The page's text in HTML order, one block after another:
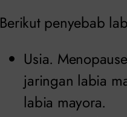
Berikut penyebab
Usia.
jaringan labia
labia mayora.